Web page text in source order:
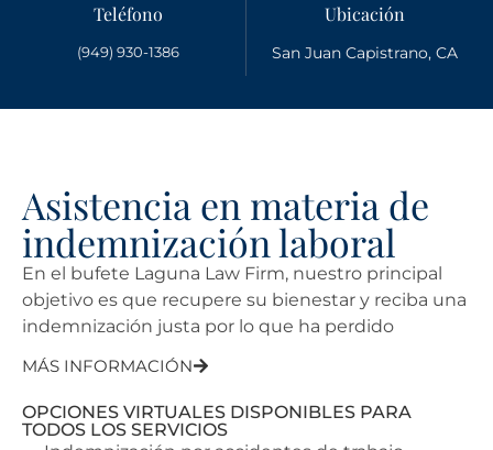
Teléfono
(949) 930-1386
Ubicación
San Juan Capistrano, CA
Asistencia en materia de
indemnización laboral
En el bufete Laguna Law Firm, nuestro principal
objetivo es que recupere su bienestar y reciba una
indemnización justa por lo que ha perdido
MÁS INFORMACIÓN
OPCIONES VIRTUALES DISPONIBLES PARA
TODOS LOS SERVICIOS